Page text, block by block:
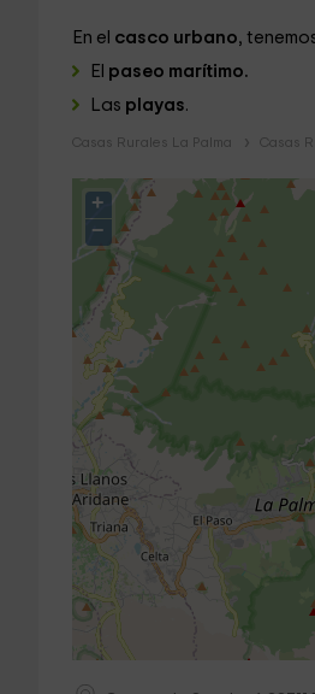
En el casco urbano,
El paseo marítimo.
Las playas.
Casas Rurales La Palma Casas
+
−